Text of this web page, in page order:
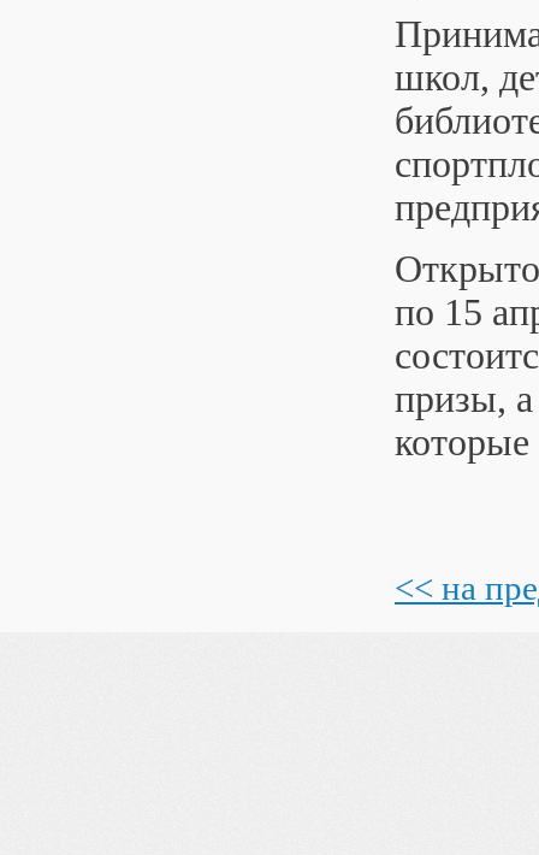
школ,
по 15
призы, а
<< на